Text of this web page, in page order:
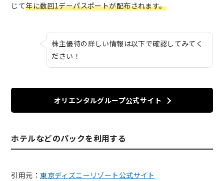
じて年に数回1デーパスポートが配布されます。
株主優待の詳しい情報は以下で確認してみてく
ださい！
オリエンタルグループ公式サイト
ホテルなどのパックを利用する
引用元：東京ディズニーリゾート公式サイト